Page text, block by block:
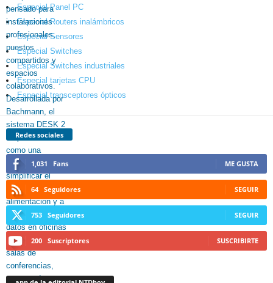
Especial Panel PC
Especial Routers inalámbricos
Especial Sensores
Especial Switches
Especial Switches industriales
Especial tarjetas CPU
Especial transceptores ópticos
Redes sociales
1,031 Fans ME GUSTA
64 Seguidores SEGUIR
753 Seguidores SEGUIR
200 Suscriptores SUSCRIBIRTE